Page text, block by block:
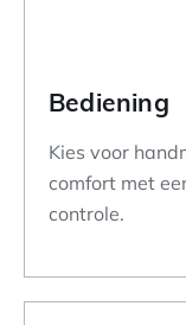
Bediening
Kies voor
comfort met
controle.